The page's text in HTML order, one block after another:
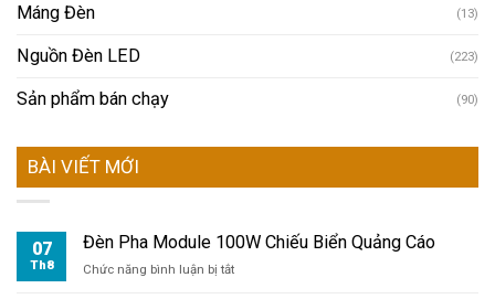
Máng Đèn (13)
Nguồn Đèn LED (223)
Sản phẩm bán chạy (90)
BÀI VIẾT MỚI
07
Th8
Đèn Pha Module 100W Chiếu Biển Quảng Cáo
Chức năng bình luận bị tắtở